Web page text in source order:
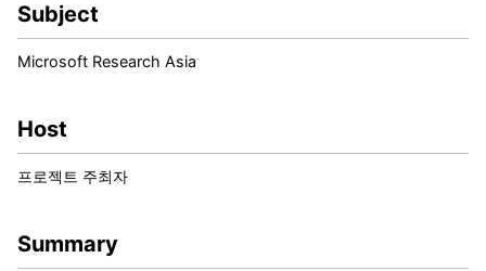
Subject
Microsoft Research Asia
Host
프로젝트 주최자
Summary